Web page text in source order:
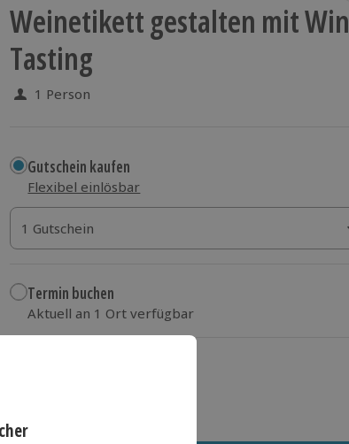
Weinetikett gestalten mit
Tasting
1 Person
Gutschein kaufen
Flexibel einlösbar
1 Gutschein
1 Gutschein
1 Gutschein
Termin buchen
Aktuell an 1 Ort verfügbar
Wähle im nächsten Schritt einen Termin aus